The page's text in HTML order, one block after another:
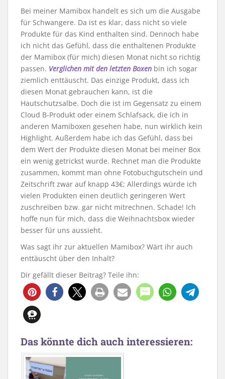
Bei meiner Mamibox handelt es sich um die Ausgabe
für Schwangere. Da ist es klar, dass nicht so viele
Produkte für das Kind enthalten sind. Dennoch habe
ich nicht das Gefühl, dass die enthaltenen Produkte
der Mamibox (für mich) diesen Monat nicht so richtig
passen. Verglichen mit den letzten Boxen bin ich sogar
ziemlich enttäuscht. Das einzige Produkt, dass ich
diesen Monat gebrauchen kann, ist die
Hautschutzsalbe. Doch die ist im Gegensatz zu einem
Cloud B-Produkt oder einem Schlafsack, die ich in
anderen Mamiboxen gesehen habe, nun wirklich kein
Highlight. Außerdem habe ich das Gefühl, dass bei
dem Wert der Produkte diesen Monat bei meiner Box
ein wenig getrickst wurde. Rechnet man die Produkte
zusammen, kommt man ohne Fotobuchgutschein und
Zeitschrift zwar auf knapp 43€; Allerdings würde ich
vielen Produkten einen deutlich geringeren Wert
zuschreiben bzw. gar nicht mitrechnen. Schade! Ich
hoffe nun für mich, dass die Weihnachtsbox wieder
besser für uns aussieht.
Was sagt ihr zur aktuellen Mamibox? Wärt ihr auch
enttäuscht über den Inhalt?
Dir gefällt dieser Beitrag? Teile ihn:
9
Das könnte dich auch interessieren: